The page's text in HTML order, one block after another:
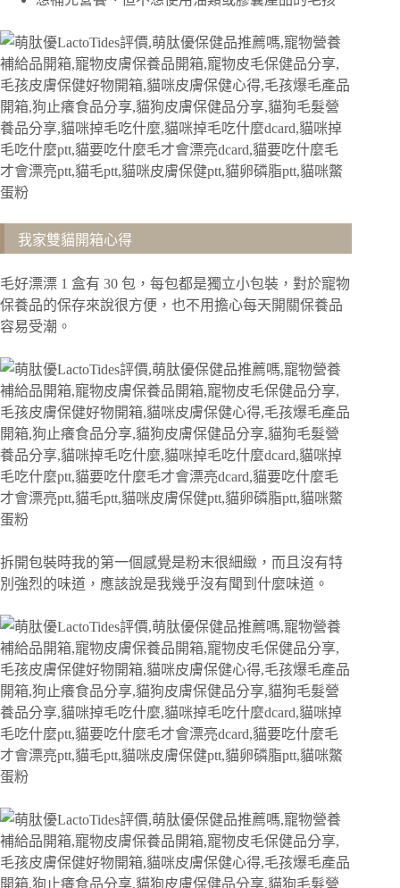
我家雙貓開箱心得
毛好漂漂 1 盒有 30 包，每包都是獨立小包裝， 對於寵物
保養品的保存來說很方便，也不用擔心每天開關保養品
容易受潮。
拆開包裝時我的第一個感覺是粉末很細緻，而且沒有特
別強烈的味道，應該說是我幾乎沒有聞到什麼味道。